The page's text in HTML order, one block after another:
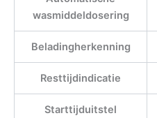
wasmiddeldosering
Beladingherkenning
Resttijdindicatie
Starttijduitstel